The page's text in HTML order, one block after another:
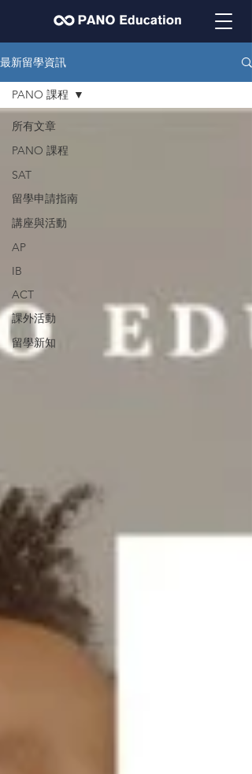
最新留學資訊
所有文章
PANO 課程
SAT
留學申請指南
講座與活動
AP
IB
ACT
課外活動
留學新知
PANO 課程